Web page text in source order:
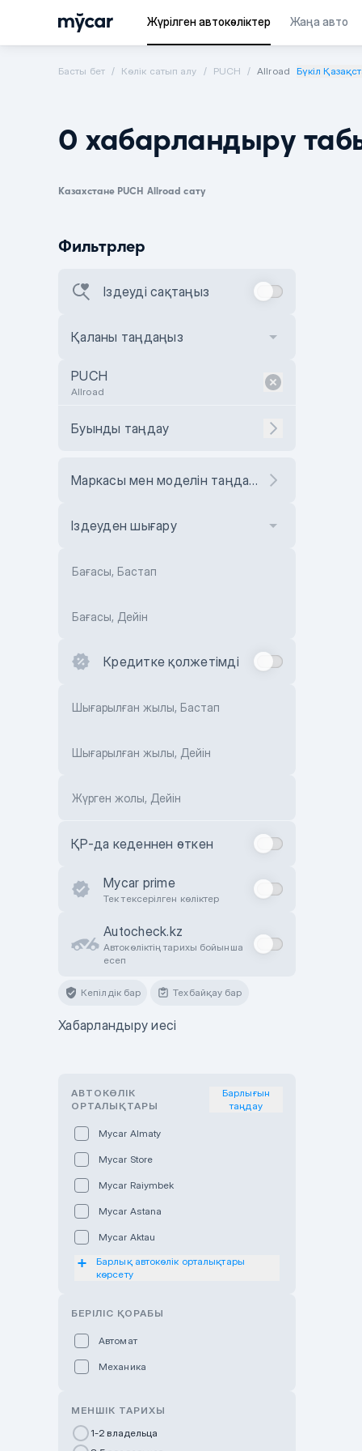
Жүрілген автокөліктер Жаңа авто
Басты бет Көлік сатып алу PUCH Allroad Бүкіл
0 хабарландыру
Казахстане PUCH Allroad сату
Фильтрлер
Іздеуді сақтаңыз
Қаланы таңдаңыз
PUCH
Allroad
Буынды таңдау
Маркасы мен моделін таңдаңыз
Іздеуден шығару
Бағасы, Бастап
Бағасы, Дейін
Кредитке қолжетімді
Шығарылған жылы, Бастап
Шығарылған жылы, Дейін
Жүрген жолы, Дейін
ҚР-да кеденнен өткен
Mycar prime
Тек тексерілген көліктер
Autocheck.kz
Автокөліктің тарихы бойынша
есеп
Кепілдік бар Техбайқау бар
Хабарландыру иесі
АВТОКӨЛІК
ОРТАЛЫҚТАРЫ
Барлығын
таңдау
Mycar Almaty
Mycar Store
Mycar Raiymbek
Mycar Astana
Mycar Aktau
Mycar Uralsk
Haval & Tank Pavlodar
Bavaria Almaty
Mycar Shymkent
Барлық автокөлік орталықтары
көрсету
БЕРІЛІС ҚОРАБЫ
Автомат
Механика
МЕНШІК ТАРИХЫ
1-2 владельца